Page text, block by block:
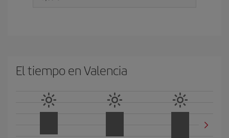
El tiempo en Valencia